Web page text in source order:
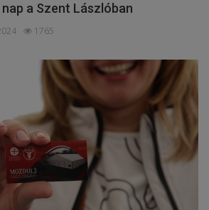
a Szent Lászlóban
1765